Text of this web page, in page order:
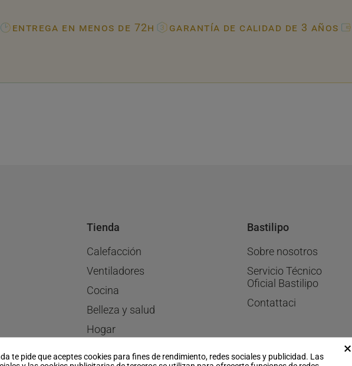
entrega en menos de 72h garantía de calidad de 3 años
Tienda
Calefacción
Ventiladores
Cocina
Belleza y salud
Hogar
Bastilipo
Sobre nosotros
Servicio Técnico
Oficial Bastilipo
Contattaci
×
te pide que aceptes cookies para fines de rendimiento, redes sociales y publicidad. Las